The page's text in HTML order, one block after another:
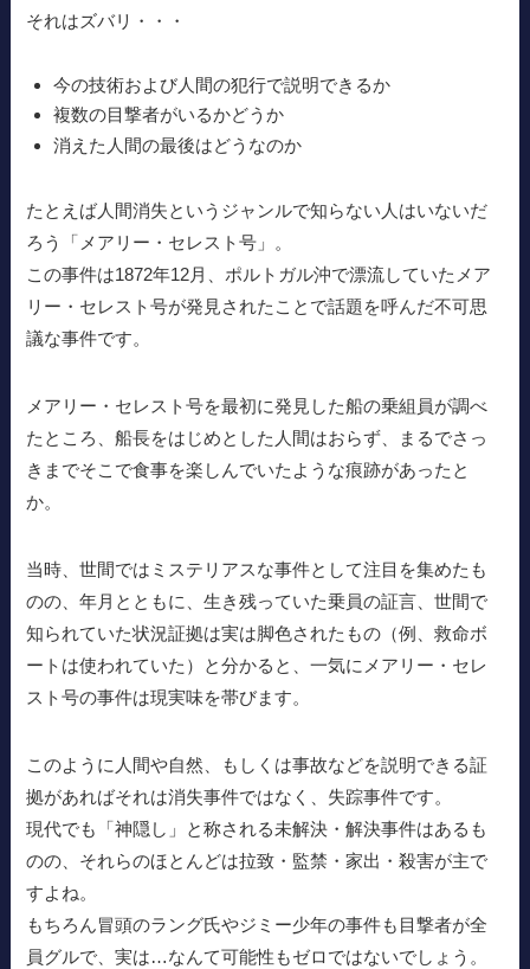
それはズバリ・・・
今の技術および人間の犯行で説明できるか
複数の目撃者がいるかどうか
消えた人間の最後はどうなのか
たとえば人間消失というジャンルで知らない人はいないだ
ろう「メアリー・セレスト号」。
この事件は1872年12月、ポルトガル沖で漂流していたメア
リー・セレスト号が発見されたことで話題を呼んだ不可思
議な事件です。
メアリー・セレスト号を最初に発見した船の乗組員が調べ
たところ、船長をはじめとした人間はおらず、まるでさっ
きまでそこで食事を楽しんでいたような痕跡があったと
か。
当時、世間ではミステリアスな事件として注目を集めたも
のの、年月とともに、生き残っていた乗員の証言、世間で
知られていた状況証拠は実は脚色されたもの（例、救命ボ
ートは使われていた）と分かると、一気にメアリー・セレ
スト号の事件は現実味を帯びます。
このように人間や自然、もしくは事故などを説明できる証
拠があればそれは消失事件ではなく、失踪事件です。
現代でも「神隠し」と称される未解決・解決事件はあるも
のの、それらのほとんどは拉致・監禁・家出・殺害が主で
すよね。
もちろん冒頭のラング氏やジミー少年の事件も目撃者が全
員グルで、実は…なんて可能性もゼロではないでしょう。